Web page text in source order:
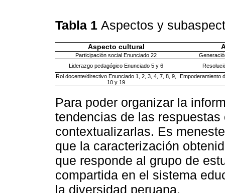
Tabla 1 Aspectos y
Aspecto cultural
Participación social Enunciado 22
Liderazgo pedagógico Enunciado 5 y 6
Rol docente/directivo Enunciado 1, 2, 3, 4, 7, 8, 9,
10 y 19
Empoderamiento
Para poder organizar la
tendencias de las
contextualizarlas. Es
que la caracterización
que responde al grupo de
compartida en el sistema
la diversidad peruana.